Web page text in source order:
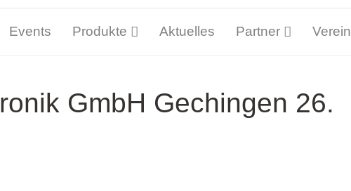
Events Produkte Aktuelles Partner Verein
GmbH Gechingen 26.